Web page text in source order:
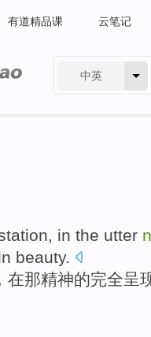
有道精品课 云笔记
中英
, in the utter
beauty.
在那精神的完全呈